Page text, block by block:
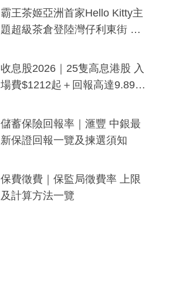
分鐘生成「貼地」宣傳短片
霸王茶姬亞洲首家Hello Kitty主
題超級茶倉登陸灣仔利東街 推
y及香港限定特調系列
收息股2026｜25隻高息港股 入
場費$1212起＋回報高達9.89
儲蓄保險回報率｜滙豐 中銀最
新保證回報一覽及揀選須知
保費徵費｜保監局徵費率 上限
及計算方法一覽